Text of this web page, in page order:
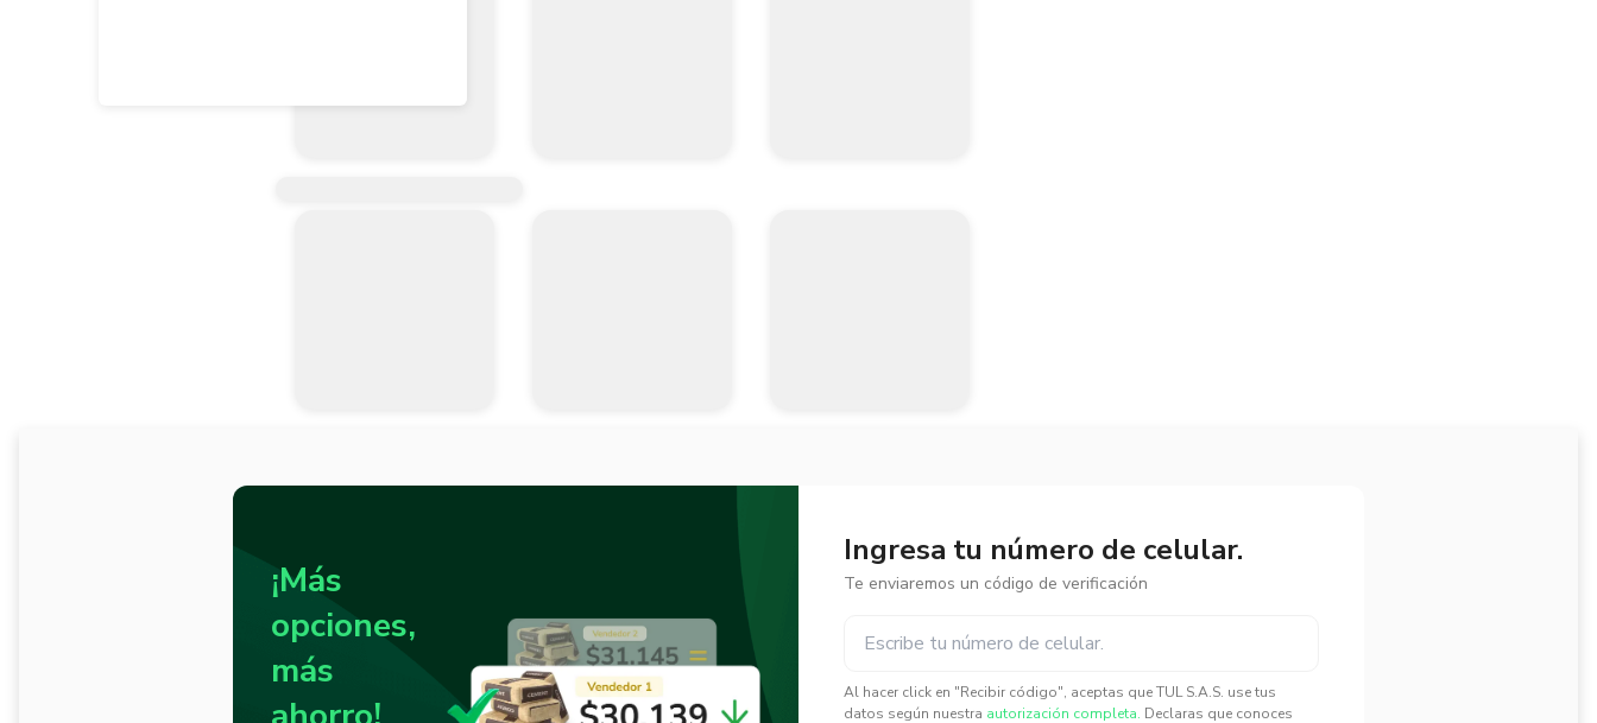
¡Más
opciones,
más
Ingresa tu número de celular.
Te enviaremos un código de verificación
Al hacer click en "Recibir código", aceptas que TUL S.A.S. use tus
datos según nuestra autorización completa. Declaras que conoces